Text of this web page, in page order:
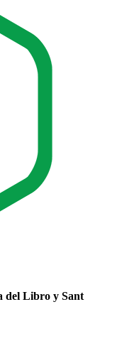
del Libro y Sant